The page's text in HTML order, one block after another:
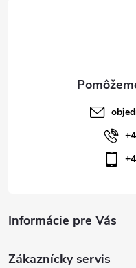
Informácie pre Vás
Zákaznícky servis